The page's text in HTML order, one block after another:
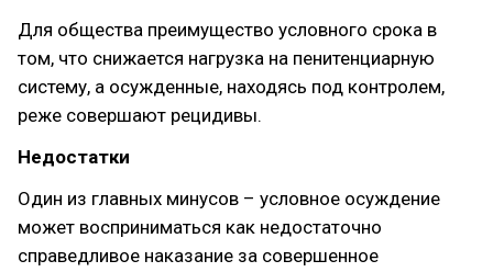
Для общества преимущество условного срока в
том, что снижается нагрузка на пенитенциарную
систему, а осужденные, находясь под контролем,
реже совершают рецидивы.
Недостатки
Один из главных минусов – условное осуждение
может восприниматься как недостаточно
справедливое наказание за совершенное